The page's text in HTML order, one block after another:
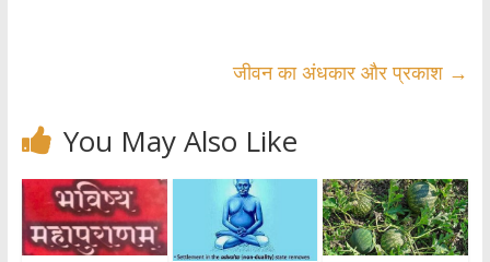
जीवन का अंधकार और प्रकाश →
You May Also Like